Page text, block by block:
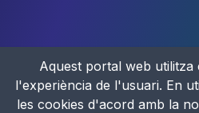
Aquest portal web
l'experiència de l'usuari. En
les cookies d'acord amb la